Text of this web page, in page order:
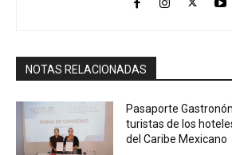
NOTAS RELACIONADAS
Pasaporte
turistas de los
del Caribe Mexicano